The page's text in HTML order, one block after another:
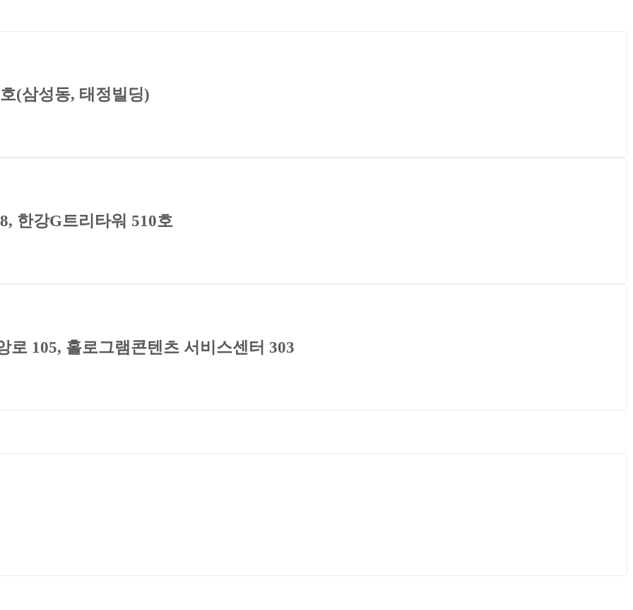
(삼성동, 태정빌딩)
한강G트리타워 510호
105, 홀로그램콘텐츠 서비스센터 303